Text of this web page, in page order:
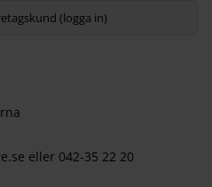
(logga in)
eller 042-35 22 20